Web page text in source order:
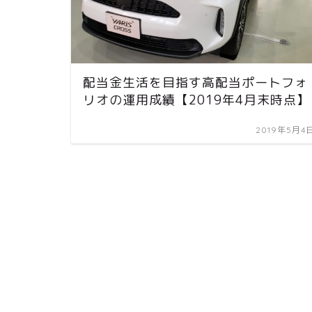
配当金生活を目指す高配当ポートフォ
リオの運用成績【2019年4月末時点】
2019年5月4